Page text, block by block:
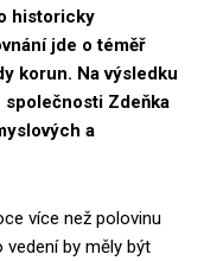
historicky
jde o téměř
korun. Na výsledku
Zdeňka
a
více než polovinu
by měly být